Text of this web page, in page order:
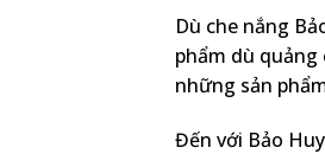
Dù che nắng
phẩm dù
những sản
Đến với Bảo